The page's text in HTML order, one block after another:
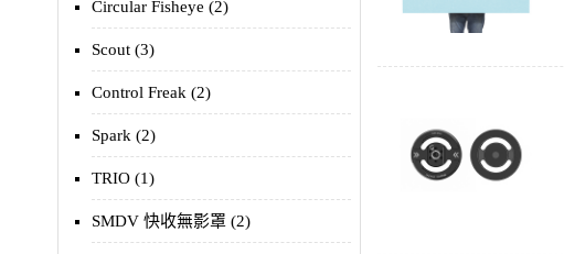
Circular Fisheye (2)
Scout (3)
Control Freak (2)
Spark (2)
TRIO (1)
SMDV 快收無影罩 (2)